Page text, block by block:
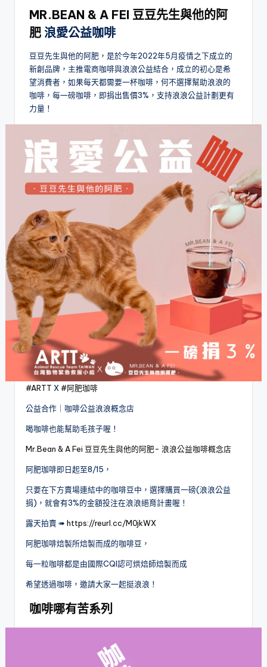
MR.BEAN & A FEI 豆豆先生與他的阿
肥 浪愛公益咖啡
豆豆先生與他的阿肥，是於今年2022年5月疫情之下成立的
新創品牌，主推電商咖啡與浪浪公益結合，成立的初心是希
望消費者，如果每天都需要一杯咖啡，何不選擇幫助浪浪的
咖啡，每一磅咖啡，即捐出售價3%，支持浪浪公益計劃更有
力量！
#ARTT X#阿肥珈啡
公益合作｜咖啡公益浪浪概念店
喝咖啡也能幫助毛孩子喔！
Mr.Bean & A Fei 豆豆先生與他的阿肥- 浪浪公益咖啡概念店
阿肥珈啡即日起至8/15，​
只要在下方賣場連結中的咖啡豆中，選擇購買一磅(浪浪公益
捐)，​就會有3%的金額投注在浪浪絕育計畫喔！​
露天拍賣 ➠https://reurl.cc/M0jkWX
阿肥珈啡焙製所焙製而成的咖啡豆，​
每一粒咖啡都是由國際CQI認可烘焙師焙製而成​
希望透過咖啡，邀請大家一起挺浪浪！
咖啡哪有苦系列